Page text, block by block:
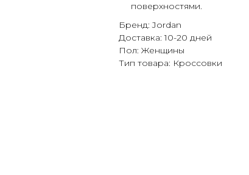
поверхностями.
Бренд: Jordan
Доставка: 10-20 дней
Пол: Женщины
Тип товара: Кроссовки